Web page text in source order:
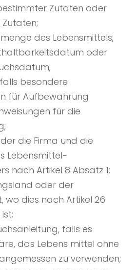
Zutaten oder
Zutaten;
des Lebensmittels;
oder
besondere
für Aufbewahrung
für die
die Firma und die
Lebensmittel­
nach Artikel 8 Absatz 1;
oder der
wo dies nach Artikel 26
falls es
das Lebens­ mittel ohne
zu verwenden;